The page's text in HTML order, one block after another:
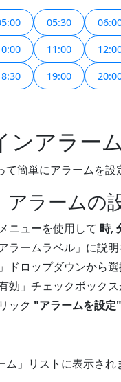
05:30
11:00
19:00
アラー
簡単にアラームを
ラームの
ニューを使用して 時,
ラームラベル」に説
ドロップダウンから
効」チェックボック
ック "アラームを設定"
」リストに表示され